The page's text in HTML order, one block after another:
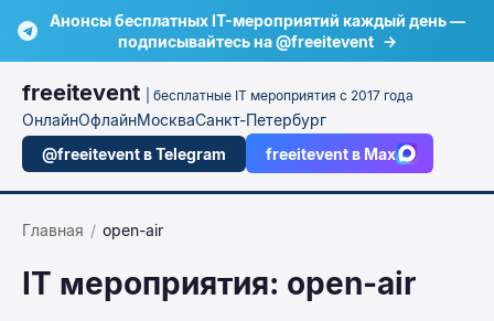
Анонсы бесплатных IT-мероприятий каждый день —
подписывайтесь на @freeitevent →
freeitevent | бесплатные IT мероприятия с 2017 года
ОнлайнОфлайнМоскваСанкт-Петербург
@freeitevent в Telegram
freeitevent в Max
Главная / open-air
IT мероприятия: open-air